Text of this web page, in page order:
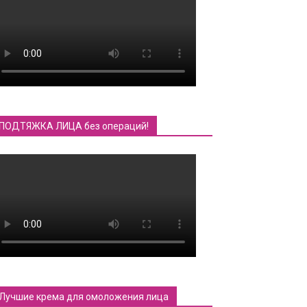
ПОДТЯЖКА ЛИЦА без операций!
Лучшие крема для омоложения лица